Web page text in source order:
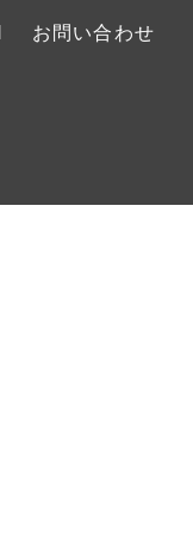
お問い合わせ